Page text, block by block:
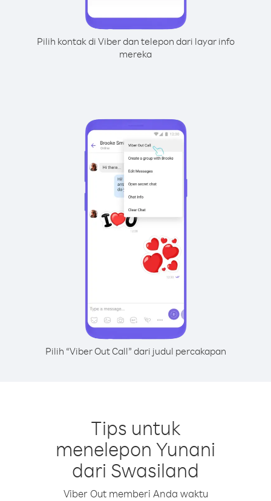
Pilih kontak di Viber dan telepon dari layar info
mereka
Pilih “Viber Out Call” dari judul percakapan
Tips untuk
menelepon Yunani
dari Swasiland
Viber Out memberi Anda waktu